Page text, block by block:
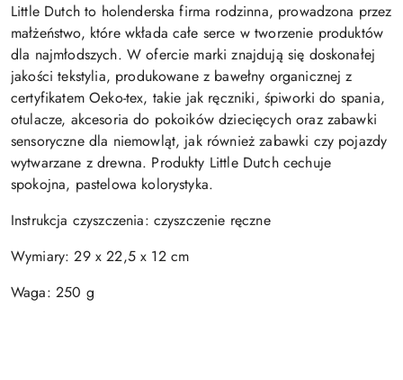
Little Dutch to holenderska firma rodzinna, prowadzona przez
małżeństwo, które wkłada całe serce w tworzenie produktów
dla najmłodszych. W ofercie marki znajdują się doskonałej
jakości tekstylia, produkowane z bawełny organicznej z
certyfikatem Oeko-tex, takie jak ręczniki, śpiworki do spania,
otulacze, akcesoria do pokoików dziecięcych oraz zabawki
sensoryczne dla niemowląt, jak również zabawki czy pojazdy
wytwarzane z drewna. Produkty Little Dutch cechuje
spokojna, pastelowa kolorystyka.
Instrukcja czyszczenia: czyszczenie ręczne
Wymiary: 29 x 22,5 x 12 cm
Waga: 250 g